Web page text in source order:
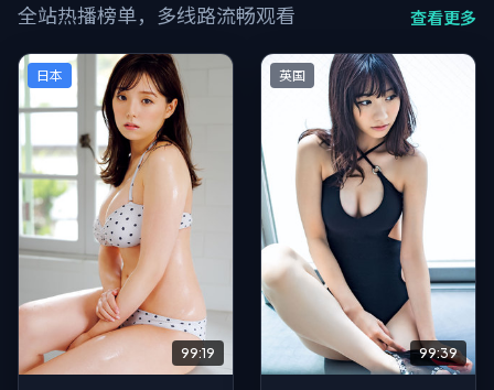
全站热播榜单，多线路流畅观看 查看更多
日本
99:19
英国
99:39